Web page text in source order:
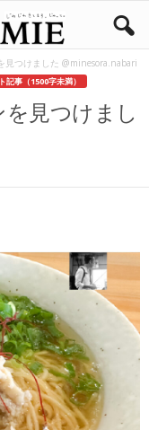
見つけました @minesora.nabari
記事（1500字未満）
見つけまし